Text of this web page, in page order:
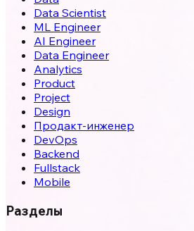
Data Scientist
ML Engineer
AI Engineer
Data Engineer
Analytics
Product
Project
Design
Продакт-инженер
DevOps
Backend
Fullstack
Mobile
Разделы